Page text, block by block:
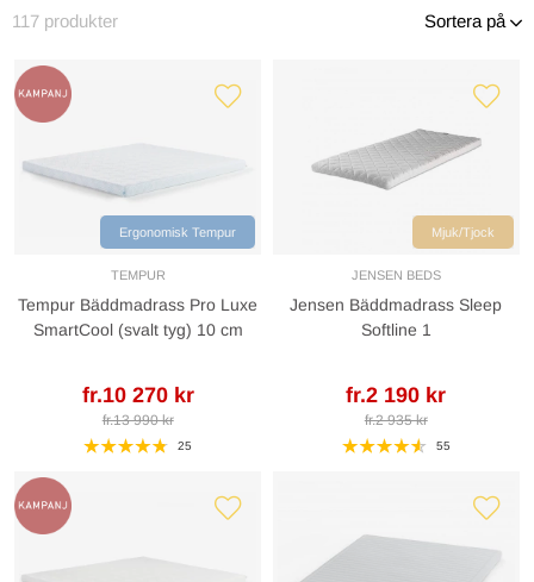
117 produkter Sortera på
Ergonomisk Tempur
TEMPUR
Tempur Bäddmadrass Pro Luxe
SmartCool (svalt tyg) 10 cm
fr.10 270 kr
fr.13 990 kr
25
Mjuk/Tjock
JENSEN BEDS
Jensen Bäddmadrass Sleep
Softline 1
fr.2 190 kr
fr.2 935 kr
55